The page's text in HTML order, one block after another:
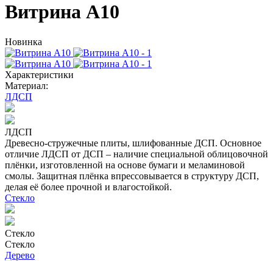
Витрина А10
Новинка
Характеристики
Материал:
ЛДСП
ЛДСП
Древесно-стружечные плиты, шлифованные ДСП. Основное
отличие ЛДСП от ДСП – наличие специальной облицовочной
плёнки, изготовленной на основе бумаги и меламиновой
смолы. Защитная плёнка впрессовывается в структуру ДСП,
делая её более прочной и влагостойкой.
Стекло
Стекло
Стекло
Дерево